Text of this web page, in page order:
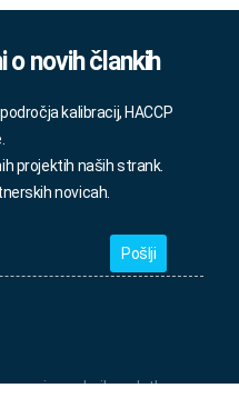
o novih člankih
kalibracij, HACCP
projektih naših strank.
novicah.
osebnih podatkov.